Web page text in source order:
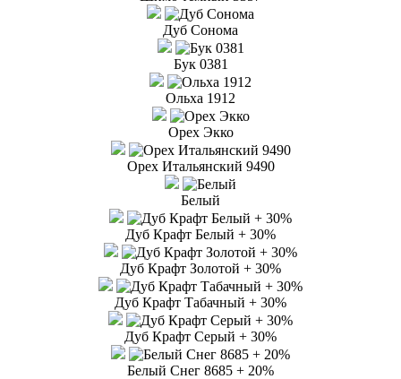
Дуб Сонома
Бук 0381
Ольха 1912
Орех Экко
Орех Итальянский 9490
Белый
Дуб Крафт Белый + 30%
Дуб Крафт Золотой + 30%
Дуб Крафт Табачный + 30%
Дуб Крафт Серый + 30%
Белый Снег 8685 + 20%